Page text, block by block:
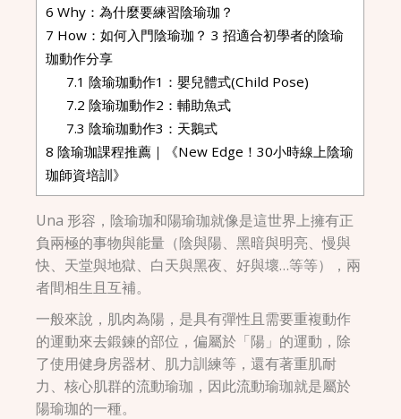
6 Why：為什麼要練習陰瑜珈？
7 How：如何入門陰瑜珈？ 3 招適合初學者的陰瑜
珈動作分享
7.1 陰瑜珈動作1：嬰兒體式(Child Pose)
7.2 陰瑜珈動作2：輔助魚式
7.3 陰瑜珈動作3：天鵝式
8 陰瑜珈課程推薦｜《New Edge！30小時線上陰瑜
珈師資培訓》
Una 形容，陰瑜珈和陽瑜珈就像是這世界上擁有正
負兩極的事物與能量（陰與陽、黑暗與明亮、慢與
快、天堂與地獄、白天與黑夜、好與壞…等等），兩
者間相生且互補。
一般來說，肌肉為陽，是具有彈性且需要重複動作
的運動來去鍛鍊的部位，偏屬於「陽」的運動，除
了使用健身房器材、肌力訓練等，還有著重肌耐
力、核心肌群的流動瑜珈，因此流動瑜珈就是屬於
陽瑜珈的一種。